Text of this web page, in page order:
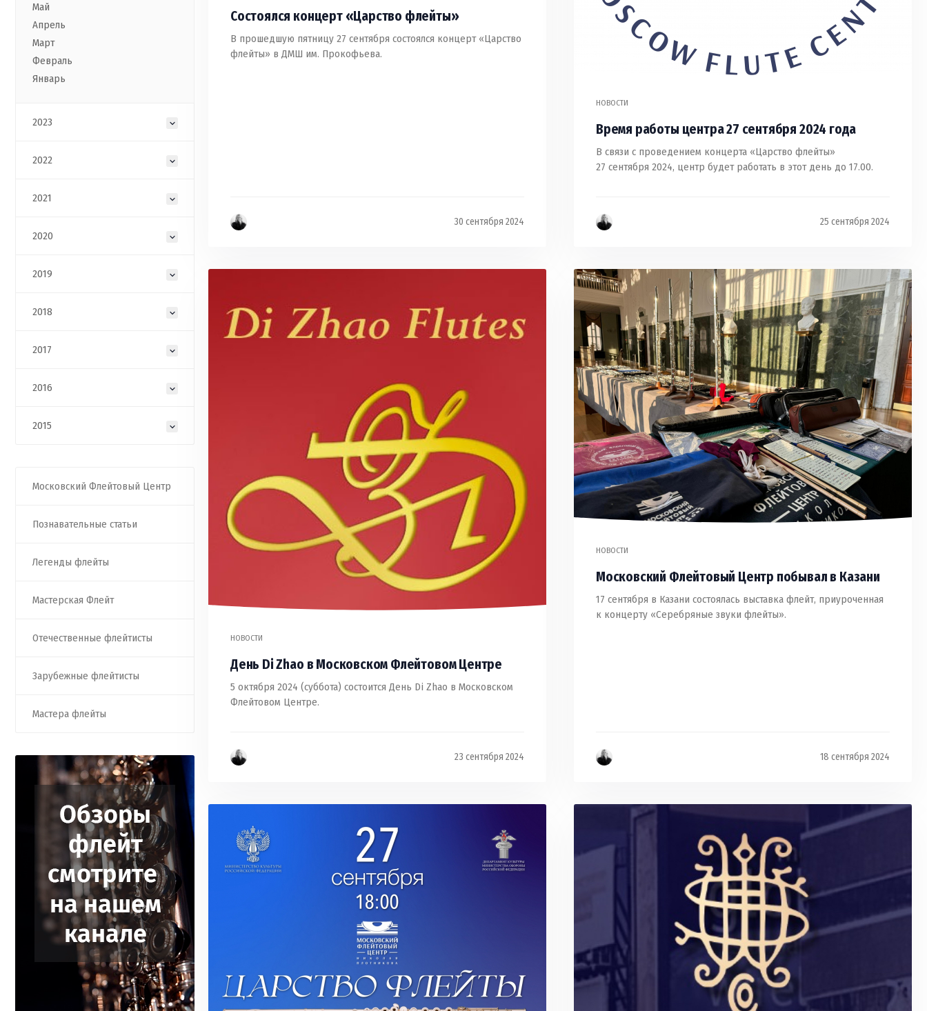
Май
Апрель
Март
Февраль
Январь
2023
2022
2021
2020
2019
2018
2017
2016
2015
Московский Флейтовый Центр
Познавательные статьи
Легенды флейты
Мастерская Флейт
Отечественные флейтисты
Зарубежные флейтисты
Мастера флейты
Состоялся концерт «Царство флейты»
В прошедшую пятницу 27 сентября состоялся концерт «Царство
флейты» в ДМШ им. Прокофьева.
30 сентября 2024
НОВОСТИ
Время работы центра 27 сентября 2024 года
В связи с проведением концерта «Царство флейты»
27 сентября 2024, центр будет работать в этот день до 17.00.
25 сентября 2024
НОВОСТИ
День Di Zhao в Московском Флейтовом Центре
5 октября 2024 (суббота) состоится День Di Zhao в Московском
Флейтовом Центре.
23 сентября 2024
НОВОСТИ
Московский Флейтовый Центр побывал в Казани
17 сентября в Казани состоялась выставка флейт, приуроченная
к концерту «Серебряные звуки флейты».
18 сентября 2024